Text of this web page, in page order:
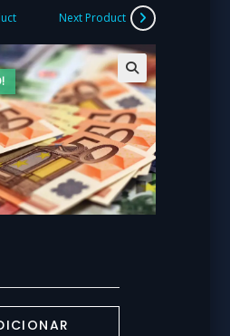
Next Product